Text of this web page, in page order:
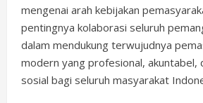
mengenai arah kebijakan
pentingnya kolaborasi seluruh
dalam mendukung terwujudnya
modern yang profesional, akuntabel,
sosial bagi seluruh masyarakat